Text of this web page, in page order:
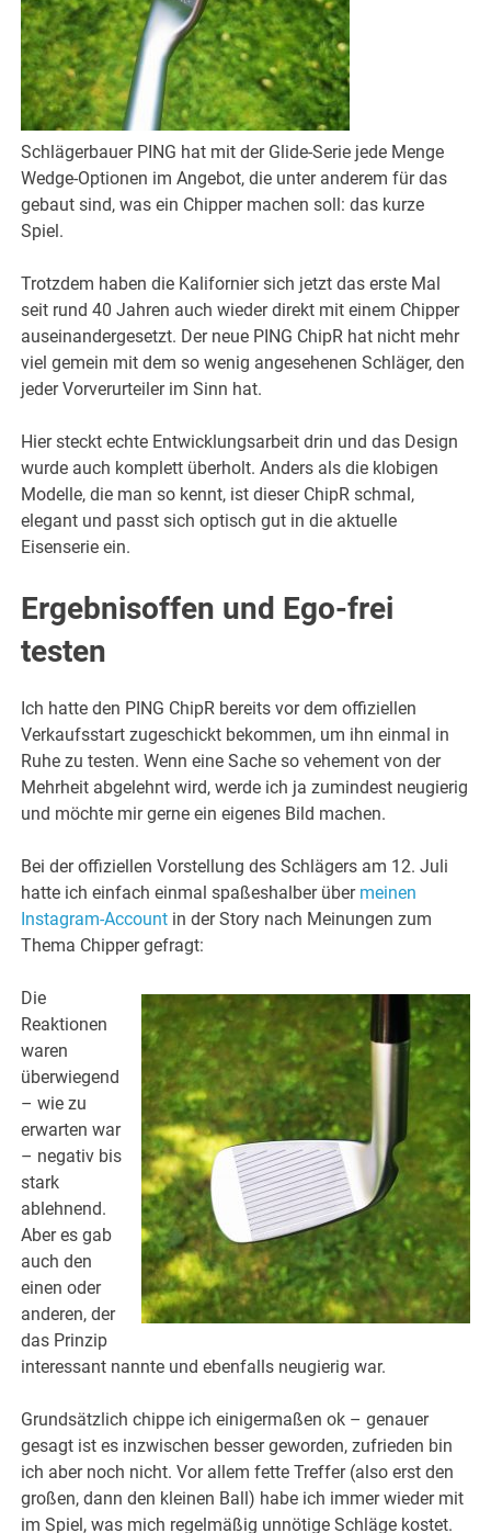
Schlägerbauer PING hat mit der Glide-Serie jede Menge
Wedge-Optionen im Angebot, die unter anderem für das
gebaut sind, was ein Chipper machen soll: das kurze
Spiel.
Trotzdem haben die Kalifornier sich jetzt das erste Mal
seit rund 40 Jahren auch wieder direkt mit einem Chipper
auseinandergesetzt. Der neue PING ChipR hat nicht mehr
viel gemein mit dem so wenig angesehenen Schläger, den
jeder Vorverurteiler im Sinn hat.
Hier steckt echte Entwicklungsarbeit drin und das Design
wurde auch komplett überholt. Anders als die klobigen
Modelle, die man so kennt, ist dieser ChipR schmal,
elegant und passt sich optisch gut in die aktuelle
Eisenserie ein.
Ergebnisoffen und Ego-frei
testen
Ich hatte den PING ChipR bereits vor dem offiziellen
Verkaufsstart zugeschickt bekommen, um ihn einmal in
Ruhe zu testen. Wenn eine Sache so vehement von der
Mehrheit abgelehnt wird, werde ich ja zumindest neugierig
und möchte mir gerne ein eigenes Bild machen.
Bei der offiziellen Vorstellung des Schlägers am 12. Juli
hatte ich einfach einmal spaßeshalber über meinen
Instagram-Account in der Story nach Meinungen zum
Thema Chipper gefragt:
Die
Reaktionen
waren
überwiegend
– wie zu
erwarten war
– negativ bis
stark
ablehnend.
Aber es gab
auch den
einen oder
anderen, der
das Prinzip
interessant nannte und ebenfalls neugierig war.
Grundsätzlich chippe ich einigermaßen ok – genauer
gesagt ist es inzwischen besser geworden, zufrieden bin
ich aber noch nicht. Vor allem fette Treffer (also erst den
großen, dann den kleinen Ball) habe ich immer wieder mit
im Spiel, was mich regelmäßig unnötige Schläge kostet.